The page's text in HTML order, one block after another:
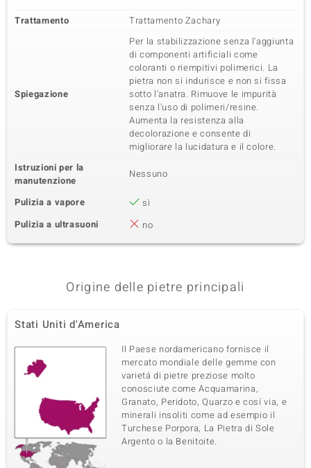
Trattamento Trattamento Zachary
Spiegazione
Per la stabilizzazione senza l'aggiunta
di componenti artificiali come
coloranti o riempitivi polimerici. La
pietra non si indurisce e non si fissa
sotto l'anatra. Rimuove le impurità
senza l'uso di polimeri/resine.
Aumenta la resistenza alla
decolorazione e consente di
migliorare la lucidatura e il colore.
Istruzioni per la
manutenzione
Nessuno
Pulizia a vapore
sì
Pulizia a ultrasuoni
no
Origine delle pietre principali
Stati Uniti d'America
Il Paese nordamericano fornisce il
mercato mondiale delle gemme con
varietá di pietre preziose molto
conosciute come Acquamarina,
Granato, Peridoto, Quarzo e cosí via, e
minerali insoliti come ad esempio il
Turchese Porpora, La Pietra di Sole
Argento o la Benitoite.